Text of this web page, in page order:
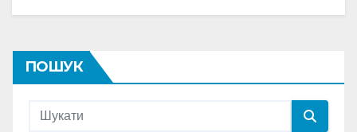
ПОШУК